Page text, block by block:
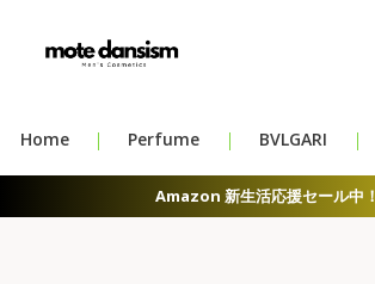
Home Perfume BVLGARI
Amazon 新生活応援セール中！